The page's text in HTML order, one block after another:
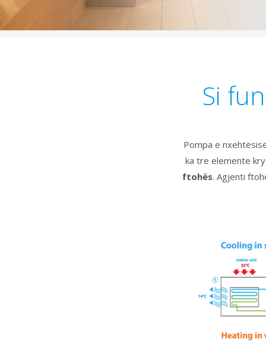
Si
Pompa e
ka tre elemente
ftohës. Agjenti